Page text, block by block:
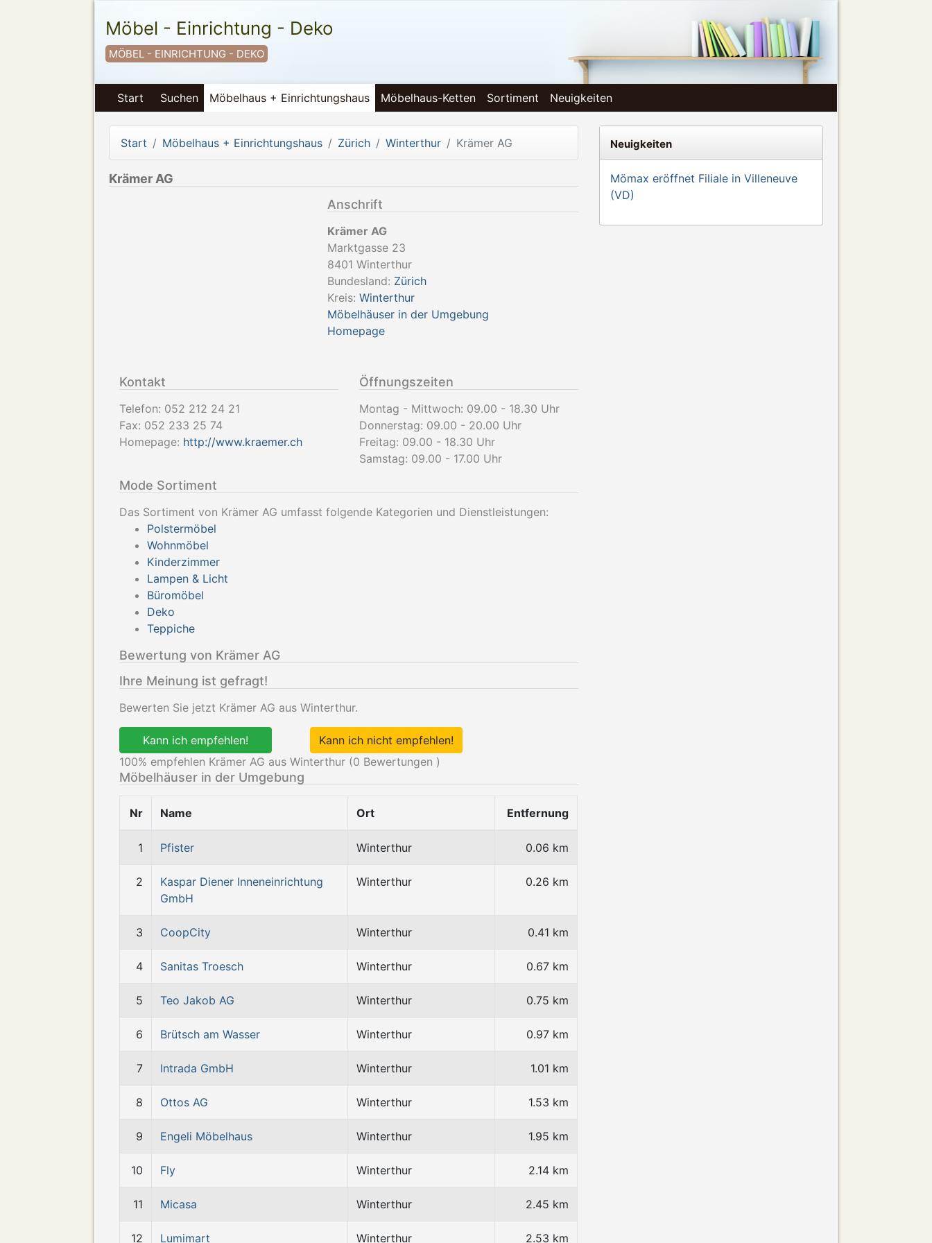
Möbel - Einrichtung - Deko
MÖBEL - EINRICHTUNG - DEKO
Start Suchen Möbelhaus + Einrichtungshaus Möbelhaus-Ketten Sortiment Neuigkeiten
Start Möbelhaus + Einrichtungshaus Zürich Winterthur Krämer AG
Krämer AG
Anschrift
Krämer AG
Marktgasse 23
8401 Winterthur
Bundesland: Zürich
Kreis: Winterthur
Möbelhäuser in der Umgebung
Homepage
Kontakt
Telefon: 052 212 24 21
Fax: 052 233 25 74
Homepage: http://www.kraemer.ch
Öffnungszeiten
Montag - Mittwoch: 09.00 - 18.30 Uhr
Donnerstag: 09.00 - 20.00 Uhr
Freitag: 09.00 - 18.30 Uhr
Samstag: 09.00 - 17.00 Uhr
Mode Sortiment
Das Sortiment von Krämer AG umfasst folgende Kategorien und Dienstleistungen:
Polstermöbel
Wohnmöbel
Kinderzimmer
Lampen & Licht
Büromöbel
Deko
Teppiche
Bewertung von Krämer AG
Ihre Meinung ist gefragt!
Bewerten Sie jetzt Krämer AG aus Winterthur.
Kann ich empfehlen!
Kann ich nicht empfehlen!
100% empfehlen Krämer AG aus Winterthur (0 Bewertungen )
Möbelhäuser in der Umgebung
Nr Name Ort Entfernung
1 Pfister Winterthur 0.06 km
2
Kaspar Diener Inneneinrichtung
GmbH
Winterthur 0.26 km
3 CoopCity Winterthur 0.41 km
4 Sanitas Troesch Winterthur 0.67 km
5 Teo Jakob AG Winterthur 0.75 km
6 Brütsch am Wasser Winterthur 0.97 km
7 Intrada GmbH Winterthur 1.01 km
8 Ottos AG Winterthur 1.53 km
9 Engeli Möbelhaus Winterthur 1.95 km
10 Fly Winterthur 2.14 km
11 Micasa Winterthur 2.45 km
12 Lumimart Winterthur 2.53 km
Neuigkeiten
Mömax eröffnet Filiale in Villeneuve
(VD)